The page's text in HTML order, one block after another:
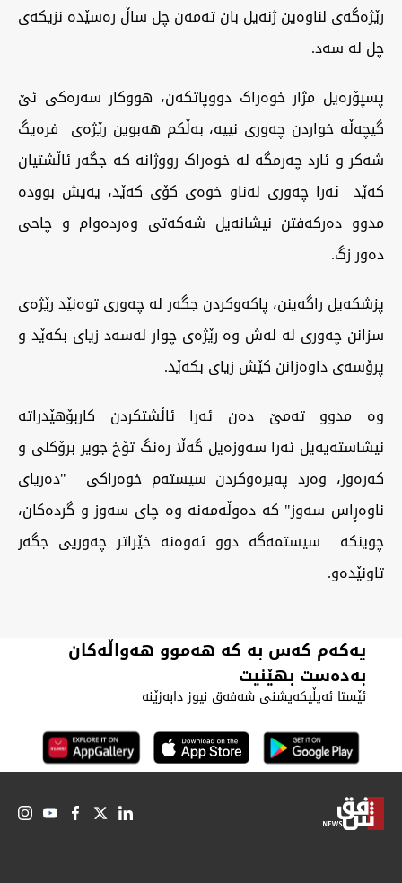
رێژەگەی لناوەین ژنەیل بان تەمەن چل ساڵ رەسێدە نزیکەی
چل لە سەد.
‏پسپۆرەیل مژار خوەراک دووپاتکەن، هووکار سەرەکی ئێ
گیچەڵە خواردن چەوری نییە، بەڵکم هەبوین رێژەی فرەیگ
شەکر و ئارد چەرمگە لە خوەراک رووژانە کە جگەر ئاڵشتیان
کەێد ئەرا چەوری لەناو خوەی کۆی کەێد، یەیش بوودە
مدوو دەرکەفتن نیشانەیل شەکەتی وەردەوام و چاحی
دەور زگ.
‏پزشکەیل راگەینن، پاکەوکردن جگەر لە چەوری توەنێد رێژەی
سزانن چەوری لە لەش وە رێژەی چوار لەسەد زیای بکەێد و
پرۆسەی داوەزانن کێش زیای بکەێد.
‏وە مدوو تەمێ دەن ئەرا ئاڵشتکردن کاربۆهێدراتە
نیشاستەیەیل ئەرا سەوزەیل گەڵا رەنگ تۆخ جویر برۆکلی و
کەرەوز، وەرد پەیرەوکردن سیستەم خوەراکی "دەریای
ناوەڕاس سەوز" کە دەوڵەمەنە وە چای سەوز و گردەکان،
چوینکە سیستمەگە دوو ئەوەنە خێراتر چەوریی جگەر
تاونێدەو.
یەکەم کەس بە کە هەموو هەواڵەکان
بەدەست بهێنیت
ئێستا ئەپڵیکەیشنی شەفەق نیوز دابەزێنە